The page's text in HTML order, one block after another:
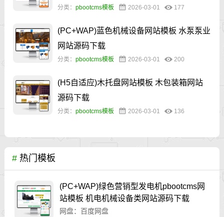
分类：pbootcms模板 2026-03-01 177
(PC+WAP)蓝色机械设备网站模板 水泵泵业
网站源码下载
分类：pbootcms模板 2026-03-01 200
(H5自适应)木托盘网站模板 木包装箱网站
源码下载
分类：pbootcms模板 2026-03-01 136
# 热门模板
(PC+WAP)绿色营销型发电机pbootcms网
站模板 机电机械设备类网站源码下载
网盘：百度网盘